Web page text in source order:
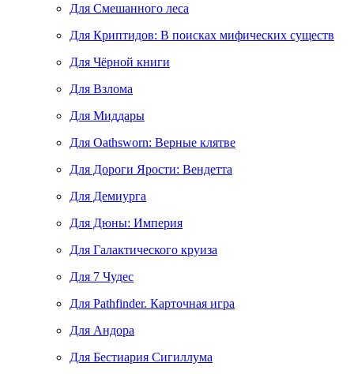
Для Смешанного леса
Для Криптидов: В поисках мифических существ
Для Чёрной книги
Для Взлома
Для Миддары
Для Oathsworn: Верные клятве
Для Дороги Ярости: Вендетта
Для Демиурга
Для Дюны: Империя
Для Галактического круиза
Для 7 Чудес
Для Pathfinder. Карточная игра
Для Андора
Для Бестиария Сигиллума